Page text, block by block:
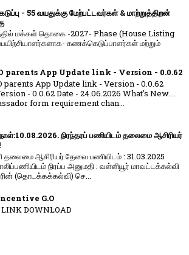
- 55 வயதுக்கு மேற்பட்டவர்கள் & மாற்றுத்திறன்
மக்கள் தொகை -2027- Phase (House Listing
கணக்கெடுப்பாளர்கள் மற்றும்
parents App Update link - Version - 0.0.62
parents App Update link - Version - 0.0.62
- 0.0.62 Date - 24.06.2026 What's New....
form requirement chan...
நிரந்தரப் பணியிடம் தலைமை ஆசிரியர்
தலைமை ஆசிரியர் தேவை பணியிடம் : 31.03.2025
நிரப்ப அனுமதி : வள்ளியூர் மாவட்டக்கல்வி
(தொடக்கக்கல்வி) செ...
G.O
DOWNLOAD